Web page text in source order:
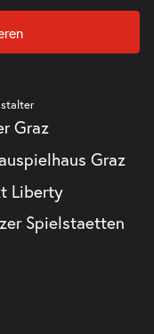
Graz
Graz
Liberty
Spielstaetten